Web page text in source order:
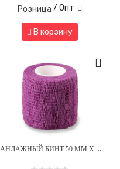
Розница / Опт
В корзину
БАНДАЖНЫЙ БИНТ 50 ММ Х 4.5 М ФИОЛЕТОВЫЙ 1 ШТУКА